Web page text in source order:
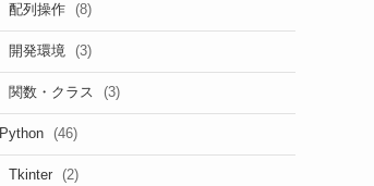
配列操作 (8)
開発環境 (3)
関数・クラス (3)
Python (46)
Tkinter (2)